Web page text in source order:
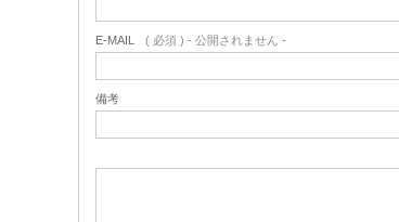
E-MAIL ( 必須 ) - 公開されません -
備考